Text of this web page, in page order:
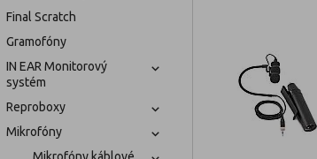
Final Scratch
Gramofóny
IN EAR Monitorový
systém
Reproboxy
Mikrofóny